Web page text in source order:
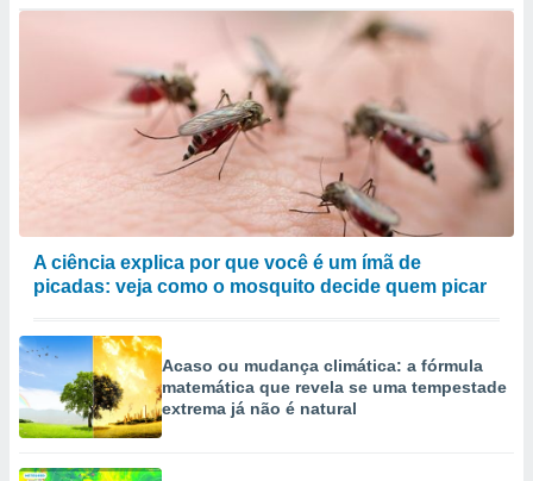
A ciência explica por que você é um ímã de
picadas: veja como o mosquito decide quem picar
Acaso ou mudança climática: a fórmula
matemática que revela se uma tempestade
extrema já não é natural